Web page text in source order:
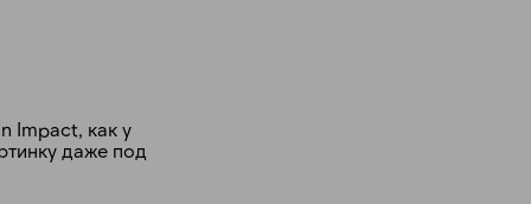
Impact, как у
даже под